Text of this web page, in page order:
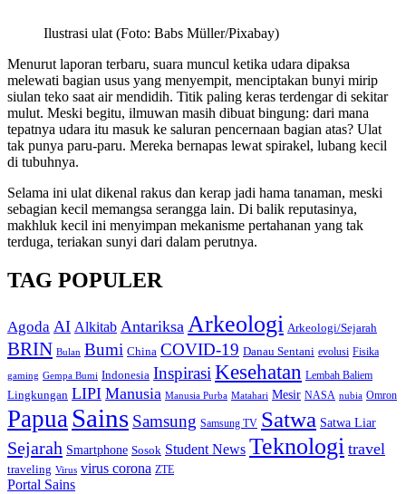
Ilustrasi ulat (Foto: Babs Müller/Pixabay)
Menurut laporan terbaru, suara muncul ketika udara dipaksa
melewati bagian usus yang menyempit, menciptakan bunyi mirip
siulan teko saat air mendidih. Titik paling keras terdengar di sekitar
mulut. Meski begitu, ilmuwan masih dibuat bingung: dari mana
tepatnya udara itu masuk ke saluran pencernaan bagian atas? Ulat
tak punya paru-paru. Mereka bernapas lewat spirakel, lubang kecil
di tubuhnya.
Selama ini ulat dikenal rakus dan kerap jadi hama tanaman, meski
sebagian kecil memangsa serangga lain. Di balik reputasinya,
makhluk kecil ini menyimpan mekanisme pertahanan yang tak
terduga, teriakan sunyi dari dalam perutnya.
TAG POPULER
Agoda AI Alkitab Antariksa Arkeologi Arkeologi/Sejarah
BRIN Bulan Bumi China COVID-19 Danau Sentani evolusi Fisika
gaming Gempa Bumi Indonesia InspirasiKesehatan Lembah Baliem
Lingkungan LIPI Manusia Manusia Purba Matahari Mesir NASA nubia Omron
Papua Sains Samsung Samsung TV Satwa Satwa Liar
Sejarah Smartphone Sosok Student News Teknologi travel
traveling Virus virus corona ZTE
Portal Sains